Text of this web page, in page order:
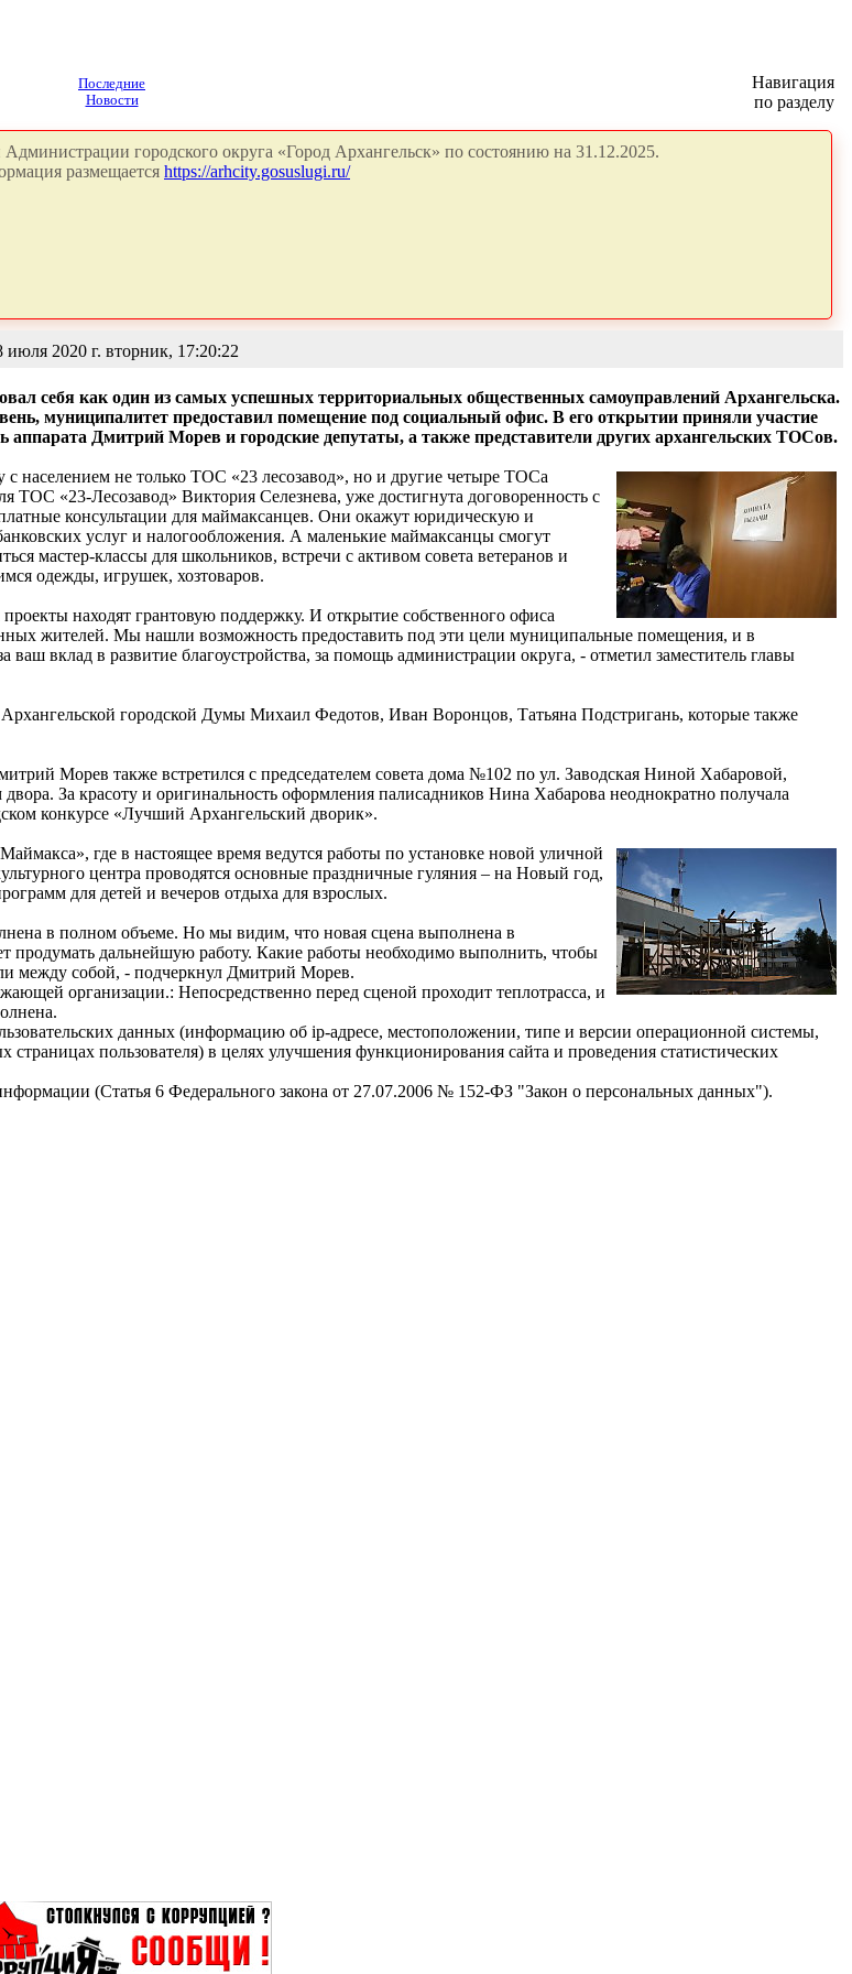
Последние
Новости
Навигация
по разделу
городского округа «Город Архангельск» по состоянию на 31.12.2025.
размещается https://arhcity.gosuslugi.ru/
июля 2020 г. вторник, 17:20:22
себя как один из самых успешных территориальных общественных самоуправлений Архангельска.
муниципалитет предоставил помещение под социальный офис. В его открытии приняли участие
аппарата Дмитрий Морев и городские депутаты, а также представители других архангельских ТОСов.
с населением не только ТОС «23 лесозавод», но и другие четыре ТОСа
ТОС «23-Лесозавод» Виктория Селезнева, уже достигнута договоренность с
консультации для маймаксанцев. Они окажут юридическую и
услуг и налогообложения. А маленькие маймаксанцы смогут
мастер-классы для школьников, встречи с активом совета ветеранов и
одежды, игрушек, хозтоваров.
находят грантовую поддержку. И открытие собственного офиса
жителей. Мы нашли возможность предоставить под эти цели муниципальные помещения, и в
вклад в развитие благоустройства, за помощь администрации округа, - отметил заместитель главы
городской Думы Михаил Федотов, Иван Воронцов, Татьяна Подстригань, которые также
Морев также встретился с председателем совета дома №102 по ул. Заводская Ниной Хабаровой,
двора. За красоту и оригинальность оформления палисадников Нина Хабарова неоднократно получала
конкурсе «Лучший Архангельский дворик».
где в настоящее время ведутся работы по установке новой уличной
центра проводятся основные праздничные гуляния – на Новый год,
для детей и вечеров отдыха для взрослых.
в полном объеме. Но мы видим, что новая сцена выполнена в
продумать дальнейшую работу. Какие работы необходимо выполнить, чтобы
между собой, - подчеркнул Дмитрий Морев.
организации.: Непосредственно перед сценой проходит теплотрасса, и
данных (информацию об ip-адресе, местоположении, типе и версии операционной системы,
пользователя) в целях улучшения функционирования сайта и проведения статистических
(Статья 6 Федерального закона от 27.07.2006 № 152-ФЗ "Закон о персональных данных").